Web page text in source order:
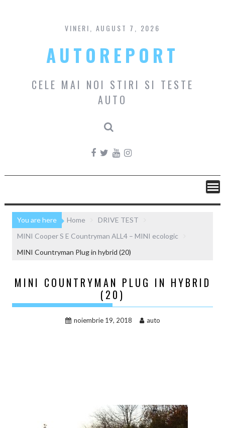
content
VINERI, AUGUST 7, 2026
AUTOREPORT
CELE MAI NOI STIRI SI TESTE
AUTO
You are here Home
DRIVE TEST
MINI Cooper S E Countryman ALL4 – MINI ecologic
MINI Countryman Plug in hybrid (20)
MINI COUNTRYMAN PLUG IN HYBRID
(20)
noiembrie 19, 2018 auto